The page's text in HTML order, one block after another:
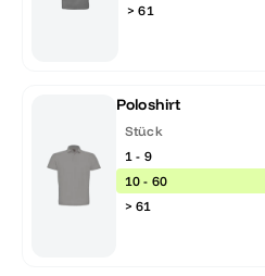
> 61
Poloshirt
Stück
1 - 9
10 - 60
> 61